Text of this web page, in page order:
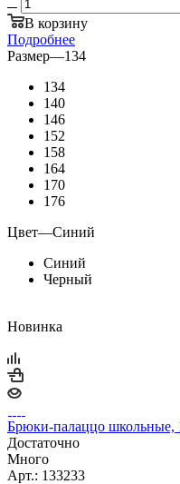
В корзину
Подробнее
Размер—134
134
140
146
152
158
164
170
176
Цвет—Синий
Синий
Черный
Новинка
Брюки-палаццо школьные,
Достаточно
Много
Арт.: 133233